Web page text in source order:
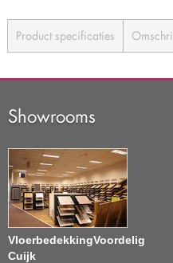
Product specificaties
Showrooms
VloerbedekkingVoordelig
Cuijk